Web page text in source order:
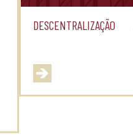
DESCENTRALIZAÇÃO